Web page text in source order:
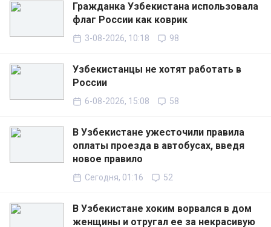
Гражданка Узбекистана использовала
флаг России как коврик
3-08-2026, 10:18 98
Узбекистанцы не хотят работать в
России
6-08-2026, 15:08 58
В Узбекистане ужесточили правила
оплаты проезда в автобусах, введя
новое правило
Сегодня, 01:16 52
В Узбекистане хоким ворвался в дом
женщины и отругал ее за некрасивую